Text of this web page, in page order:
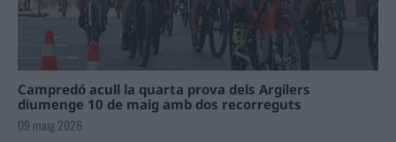
Campredó acull la quarta prova dels Argilers
diumenge 10 de maig amb dos recorreguts
09 maig 2026